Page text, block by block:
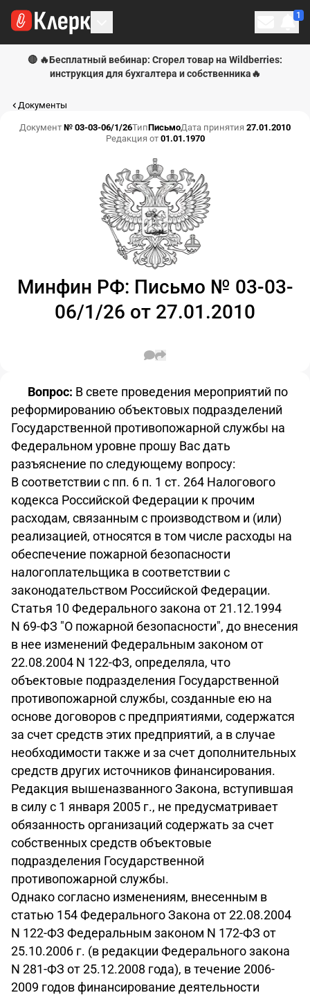
1
🔴 🔥Бесплатный вебинар: Сгорел товар на Wildberries:
инструкция для бухгалтера и собственника🔥
Документы
Документ № 03-03-06/1/26ТипПисьмоДата принятия 27.01.2010
Редакция от 01.01.1970
Минфин РФ: Письмо № 03-03-
06/1/26 от 27.01.2010
Вопрос: В свете проведения мероприятий по
реформированию объектовых подразделений
Государственной противопожарной службы на
Федеральном уровне прошу Вас дать
разъяснение по следующему вопросу:
В соответствии с пп. 6 п. 1 ст. 264 Налогового
кодекса Российской Федерации к прочим
расходам, связанным с производством и (или)
реализацией, относятся в том числе расходы на
обеспечение пожарной безопасности
налогоплательщика в соответствии с
законодательством Российской Федерации.
Статья 10 Федерального закона от 21.12.1994
N 69-ФЗ "О пожарной безопасности", до внесения
в нее изменений Федеральным законом от
22.08.2004 N 122-ФЗ, определяла, что
объектовые подразделения Государственной
противопожарной службы, созданные ею на
основе договоров с предприятиями, содержатся
за счет средств этих предприятий, а в случае
необходимости также и за счет дополнительных
средств других источников финансирования.
Редакция вышеназванного Закона, вступившая
в силу с 1 января 2005 г., не предусматривает
обязанность организаций содержать за счет
собственных средств объектовые
подразделения Государственной
противопожарной службы.
Однако согласно изменениям, внесенным в
статью 154 Федерального Закона от 22.08.2004
N 122-ФЗ Федеральным законом N 172-ФЗ от
25.10.2006 г. (в редакции Федерального закона
N 281-ФЗ от 25.12.2008 года), в течение 2006-
2009 годов финансирование деятельности